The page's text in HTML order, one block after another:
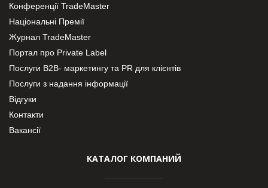
Конференції TradeMaster
Національні Премії
Журнал TradeMaster
Портал про Private Label
Послуги В2В- маркетингу та PR для клієнтів
Послуги з надання інформації
Відгуки
Контакти
Вакансії
КАТАЛОГ КОМПАНИЙ